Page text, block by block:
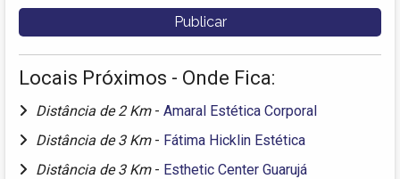
Locais Próximos - Onde Fica:
Distância de 2 Km - Amaral Estética Corporal
Distância de 3 Km - Fátima Hicklin Estética
Distância de 3 Km - Esthetic Center Guarujá